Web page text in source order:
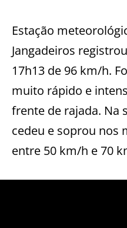
Estação
Jangadeiros
17h13 de 96 km/h.
muito rápido e
frente de rajada. Na
cedeu e soprou nos
entre 50 km/h e 70